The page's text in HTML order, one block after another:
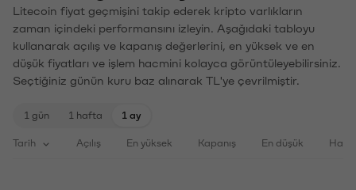
Litecoin fiyat geçmişini takip ederek kripto varlıkların
zaman içindeki performansını izleyin. Aşağıdaki tabloyu
kullanarak açılış ve kapanış değerlerini, en yüksek ve en
düşük fiyatları ve işlem hacmini kolayca görüntüleyebilirsiniz.
Seçtiğiniz günün kuru baz alınarak TL'ye çevrilmiştir.
1 gün 1 hafta 1 ay
Tarih Açılış En yüksek Kapanış En düşük